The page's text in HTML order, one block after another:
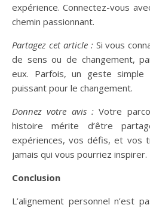
expérience. Connectez-vous
chemin passionnant.
Partagez cet article :Si vous
de sens ou de changement,
eux. Parfois, un geste
puissant pour le changement.
Donnez votre avis : Votre
histoire mérite d’être
expériences, vos défis, et vos
jamais qui vous pourriez inspirer.
Conclusion
L’alignement personnel n’est